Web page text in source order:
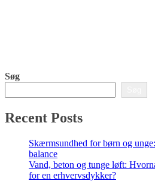
Søg
Recent Posts
Skærmsundhed for børn og
balance
Vand, beton og tunge løft:
for en erhvervsdykker?